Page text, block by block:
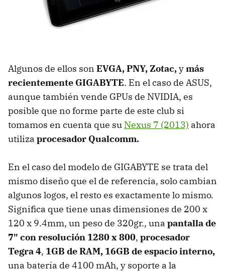
Algunos de ellos son EVGA, PNY, Zotac,ymás
recientemente GIGABYTE. En el caso de ASUS,
aunque también vende GPUs de NVIDIA, es
posible que no forme parte de este club si
tomamos en cuenta que su Nexus 7 (2013) ahora
utiliza procesador Qualcomm.
En el caso del modelo de GIGABYTE se trata del
mismo diseño que el de referencia, solo cambian
algunos logos, el resto es exactamente lo mismo.
Significa que tiene unas dimensiones de 200 x
120 x 9.4mm, un peso de 320gr., una pantalla de
7" con resolución 1280 x 800, procesador
Tegra 4, 1GB de RAM, 16GB de espacio interno,
una batería de 4100 mAh, y soporte a la